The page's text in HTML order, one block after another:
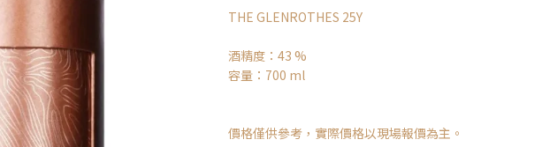
THE GLENROTHES 25Y
酒精度：43 %
容量：700 ml
價格僅供參考，實際價格以現場報價為主。